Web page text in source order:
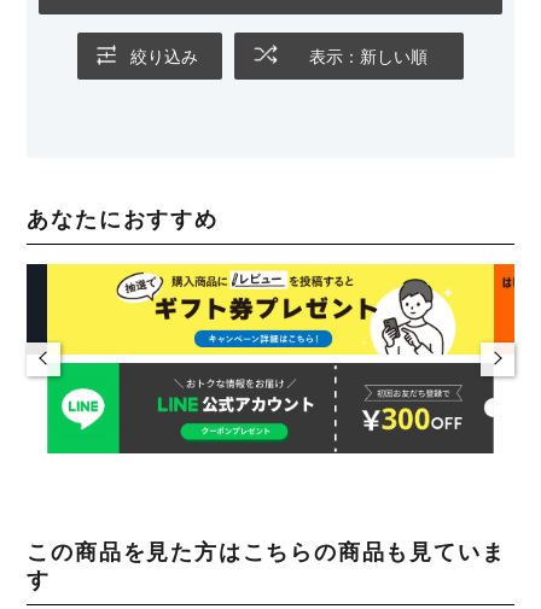
絞り込み 表示：新しい順
あなたにおすすめ
この商品を見た方はこちらの商品も見ていま
す